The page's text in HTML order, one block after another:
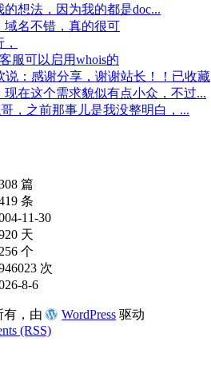
想法，因为我的都是doc...
域名不错，真的很可
服可以启用whois的
说：感谢分享，谢谢站长！！已收藏
现在这个需求貌似有点小众，不过...
哥，之前那事儿是我没整明白，...
篇
条
11-30
天
个
次
8-6
有，由 WordPress 驱动
(RSS)